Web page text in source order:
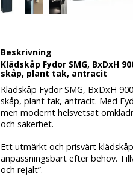
Beskrivning
Klädskåp Fydor SMG, BxDxH
skåp, plant tak, antracit
Klädskåp Fydor SMG, BxDxH
skåp, plant tak, antracit. Med
men modernt helsvetsat
och säkerhet.
Ett utmärkt och prisvärt
anpassningsbart efter behov.
och rejält”.